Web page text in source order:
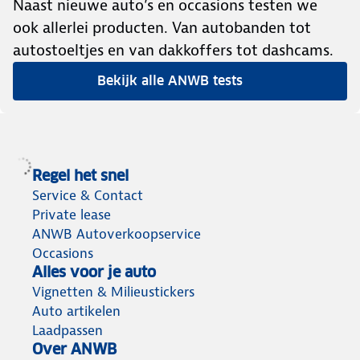
Naast nieuwe auto’s en occasions testen we
ook allerlei producten. Van autobanden tot
autostoeltjes en van dakkoffers tot dashcams.
Bekijk alle ANWB tests
Regel het snel
Service & Contact
Private lease
ANWB Autoverkoopservice
Occasions
Alles voor je auto
Vignetten & Milieustickers
Auto artikelen
Laadpassen
Over ANWB